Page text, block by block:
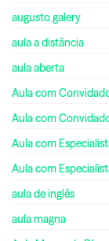
augusto galery
aula a distância
aula aberta
Aula com
Aula com
Aula com
Aula com
aula de inglês
aula magna